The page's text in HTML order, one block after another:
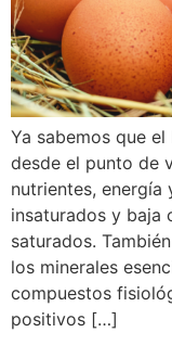
Ya sabemos que
desde el punto de
nutrientes,
insaturados y baja
saturados.
los minerales
compuestos
positivos […]